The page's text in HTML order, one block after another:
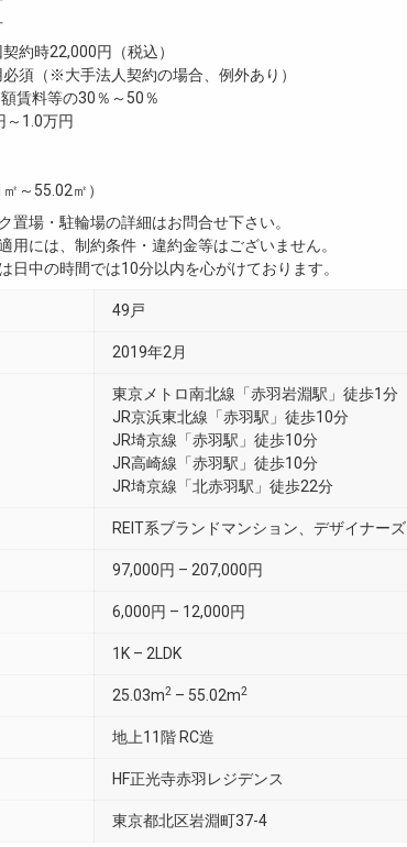
時22,000円（税込）
（※大手法人契約の場合、例外あり）
賃料等の30％～50％
～1.0万円
～55.02㎡）
場・駐輪場の詳細はお問合せ下さい。
には、制約条件・違約金等はございません。
中の時間では10分以内を心がけております。
49戸
2019年2月
東京メトロ南北線「赤羽岩淵駅」徒歩1分
JR京浜東北線「赤羽駅」徒歩10分
JR埼京線「赤羽駅」徒歩10分
JR高崎線「赤羽駅」徒歩10分
JR埼京線「北赤羽駅」徒歩22分
REIT系ブランドマンション、デザイナーズ
97,000円 – 207,000円
6,000円 – 12,000円
1K – 2LDK
25.03m2 – 55.02m2
地上11階 RC造
HF正光寺赤羽レジデンス
東京都北区岩淵町37-4